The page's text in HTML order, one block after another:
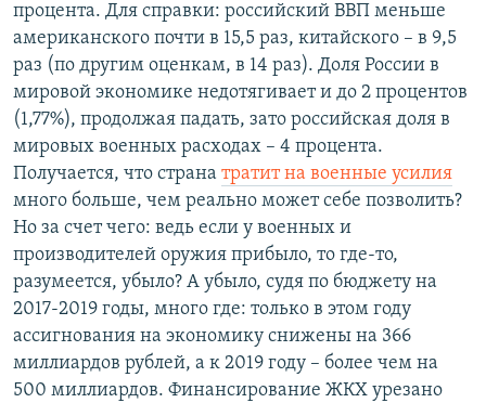
процента. Для справки: российский ВВП меньше
американского почти в 15,5 раз, китайского – в 9,5
раз (по другим оценкам, в 14 раз). Доля России в
мировой экономике недотягивает и до 2 процентов
(1,77%), продолжая падать, зато российская доля в
мировых военных расходах – 4 процента.
Получается, что страна тратит на военные усилия
много больше, чем реально может себе позволить?
Но за счет чего: ведь если у военных и
производителей оружия прибыло, то где-то,
разумеется, убыло? А убыло, судя по бюджету на
2017-2019 годы, много где: только в этом году
ассигнования на экономику снижены на 366
миллиардов рублей, а к 2019 году – более чем на
500 миллиардов. Финансирование ЖКХ урезано